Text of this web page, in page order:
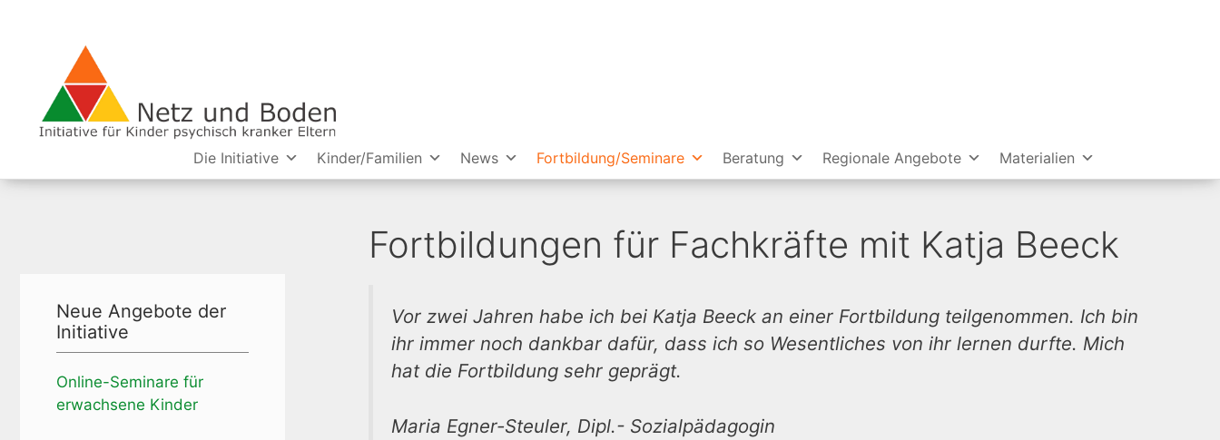
Die Initiative Kinder/Familien News Fortbildung/Seminare Beratung Regionale Angebote Materialien
Fortbildungen für Fachkräfte mit Katja Beeck
Vor zwei Jahren habe ich bei Katja Beeck an einer Fortbildung teilgenommen. Ich bin
ihr immer noch dankbar dafür, dass ich so Wesentliches von ihr lernen durfte. Mich
hat die Fortbildung sehr geprägt.
Maria Egner-Steuler, Dipl.- Sozialpädagogin
Neue Angebote der
Initiative
Online-Seminare für
erwachsene Kinder